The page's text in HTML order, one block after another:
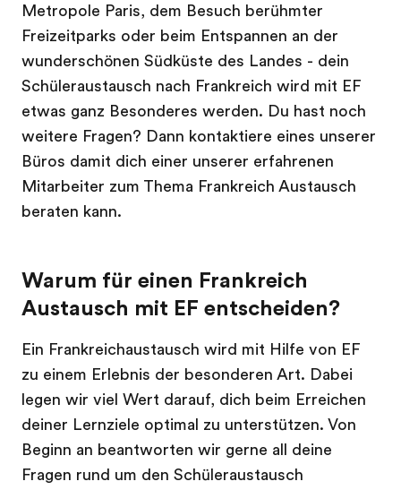
Metropole Paris, dem Besuch berühmter
Freizeitparks oder beim Entspannen an der
wunderschönen Südküste des Landes - dein
Schüleraustausch nach Frankreich wird mit EF
etwas ganz Besonderes werden. Du hast noch
weitere Fragen? Dann kontaktiere eines unserer
Büros damit dich einer unserer erfahrenen
Mitarbeiter zum Thema Frankreich Austausch
beraten kann.
Warum für einen Frankreich
Austausch mit EF entscheiden?
Ein Frankreichaustausch wird mit Hilfe von EF
zu einem Erlebnis der besonderen Art. Dabei
legen wir viel Wert darauf, dich beim Erreichen
deiner Lernziele optimal zu unterstützen. Von
Beginn an beantworten wir gerne all deine
Fragen rund um den Schüleraustausch